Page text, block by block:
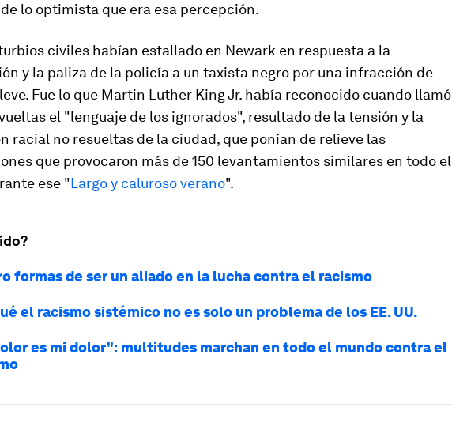
lo optimista que era esa percepción.
civiles habían estallado en Newark en respuesta a la
y la paliza de la policía a un taxista negro por una infracción de
Fue lo que Martin Luther King Jr. había reconocido cuando llamó
el "lenguaje de los ignorados", resultado de la tensión y la
racial no resueltas de la ciudad, que ponían de relieve las
que provocaron más de 150 levantamientos similares en todo el
ese "Largo y caluroso verano".
formas de ser un aliado en la lucha contra el racismo
el racismo sistémico no es solo un problema de los EE. UU.
es mi dolor": multitudes marchan en todo el mundo contra el